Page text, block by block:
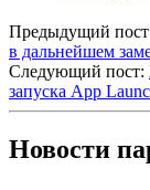
Предыдущий
в дальнейшем
Следующий пост:
запуска App
Новости